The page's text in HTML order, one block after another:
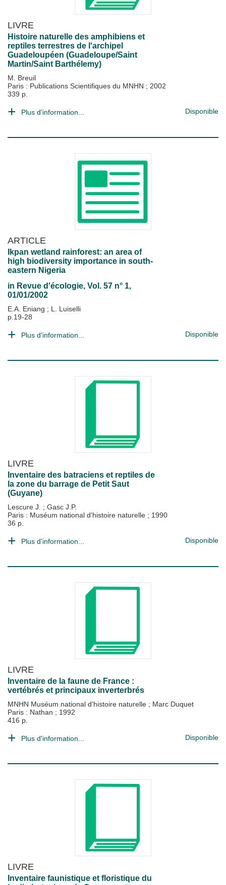
LIVRE
Histoire naturelle des amphibiens et
reptiles terrestres de l'archipel
Guadeloupéen (Guadeloupe/Saint
Martin/Saint Barthélemy)
M. Breuil
Paris : Publications Scientifiques du MNHN ; 2002
339 p.
Plus d'information... Disponible
ARTICLE
Ikpan wetland rainforest: an area of
high biodiversity importance in south-
eastern Nigeria
in Revue d'écologie, Vol. 57 n° 1,
01/01/2002
E.A. Eniang ; L. Luiselli
p.19-28
Plus d'information... Disponible
LIVRE
Inventaire des batraciens et reptiles de
la zone du barrage de Petit Saut
(Guyane)
Lescure J. ; Gasc J.P.
Paris : Muséum national d'histoire naturelle ; 1990
36 p.
Plus d'information... Disponible
LIVRE
Inventaire de la faune de France :
vertébrés et principaux inverterbrés
MNHN Muséum national d'histoire naturelle ; Marc Duquet
Paris : Nathan ; 1992
416 p.
Plus d'information... Disponible
LIVRE
Inventaire faunistique et floristique du